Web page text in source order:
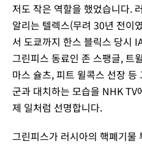
저도 작은 역할을 했었습니다.
알리는 텔렉스(무려 30년 전이
서 도쿄까지 한스 블릭스 당시
그린피스 동료인 존 스팽글, 트
마스 슐츠, 피트 윌콕스 선장
군과 대치하는 모습을 NHK TV
제 일처럼 선명합니다.
그린피스가 러시아의 핵폐기물